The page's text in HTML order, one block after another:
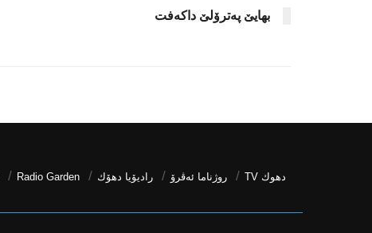
بهایێ پەترۆلێ داكەفت
دھوك TV روژناما ئەڤرۆ رادیۆیا دهۆك Radio Garden